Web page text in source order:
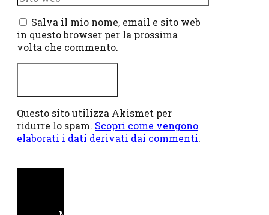
web
Salva il mio nome, email e sito web
in questo browser per la prossima
volta che commento.
Questo sito utilizza Akismet per
ridurre lo spam. Scopri come vengono
elaborati i dati derivati dai commenti.